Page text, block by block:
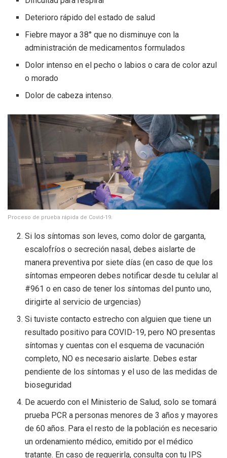
Deterioro rápido del estado de salud
Fiebre mayor a 38° que no disminuye con la
administración de medicamentos formulados
Dolor intenso en el pecho o labios o cara de color azul
o morado
Dolor de cabeza intenso.
Proceso de prueba rápida de Covid-19.
Si los síntomas son leves, como dolor de garganta,
escalofríos o secreción nasal, debes aislarte de
manera preventiva por siete días (en caso de que los
síntomas empeoren debes notificar desde tu celular al
#961 o en caso de tener los síntomas del punto uno,
dirigirte al servicio de urgencias)
Si tuviste contacto estrecho con alguien que tiene un
resultado positivo para COVID-19, pero NO presentas
síntomas y cuentas con el esquema de vacunación
completo, NO es necesario aislarte. Debes estar
pendiente de los síntomas y el uso de las medidas de
bioseguridad
De acuerdo con el Ministerio de Salud, solo se tomará
prueba PCR a personas menores de 3 años y mayores
de 60 años. Para el resto de la población es necesario
un ordenamiento médico, emitido por el médico
tratante. En caso de requerirla, consulta con tu IPS